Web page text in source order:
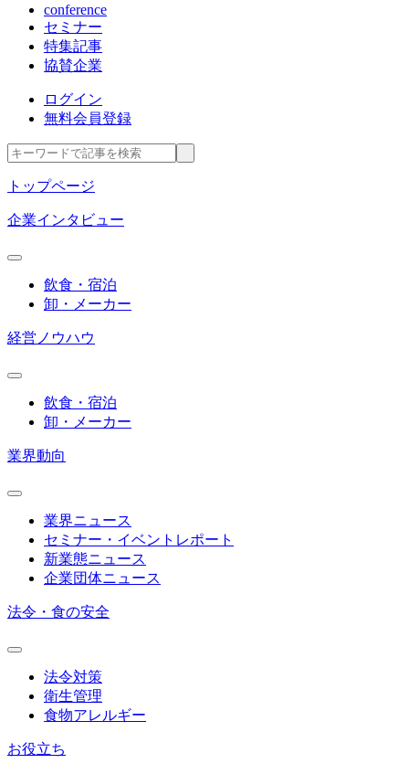
conference
セミナー
特集記事
協賛企業
ログイン
無料会員登録
トップページ
企業インタビュー
飲食・宿泊
卸・メーカー
経営ノウハウ
飲食・宿泊
卸・メーカー
業界動向
業界ニュース
セミナー・イベントレポート
新業態ニュース
企業団体ニュース
法令・食の安全
法令対策
衛生管理
食物アレルギー
お役立ち